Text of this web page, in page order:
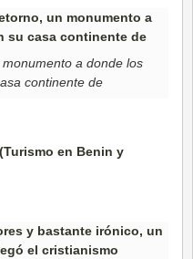
a donde los
continente de